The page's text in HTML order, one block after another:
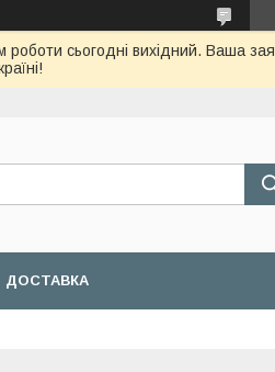
роботи сьогодні вихідний. Ваша
ДОСТАВКА